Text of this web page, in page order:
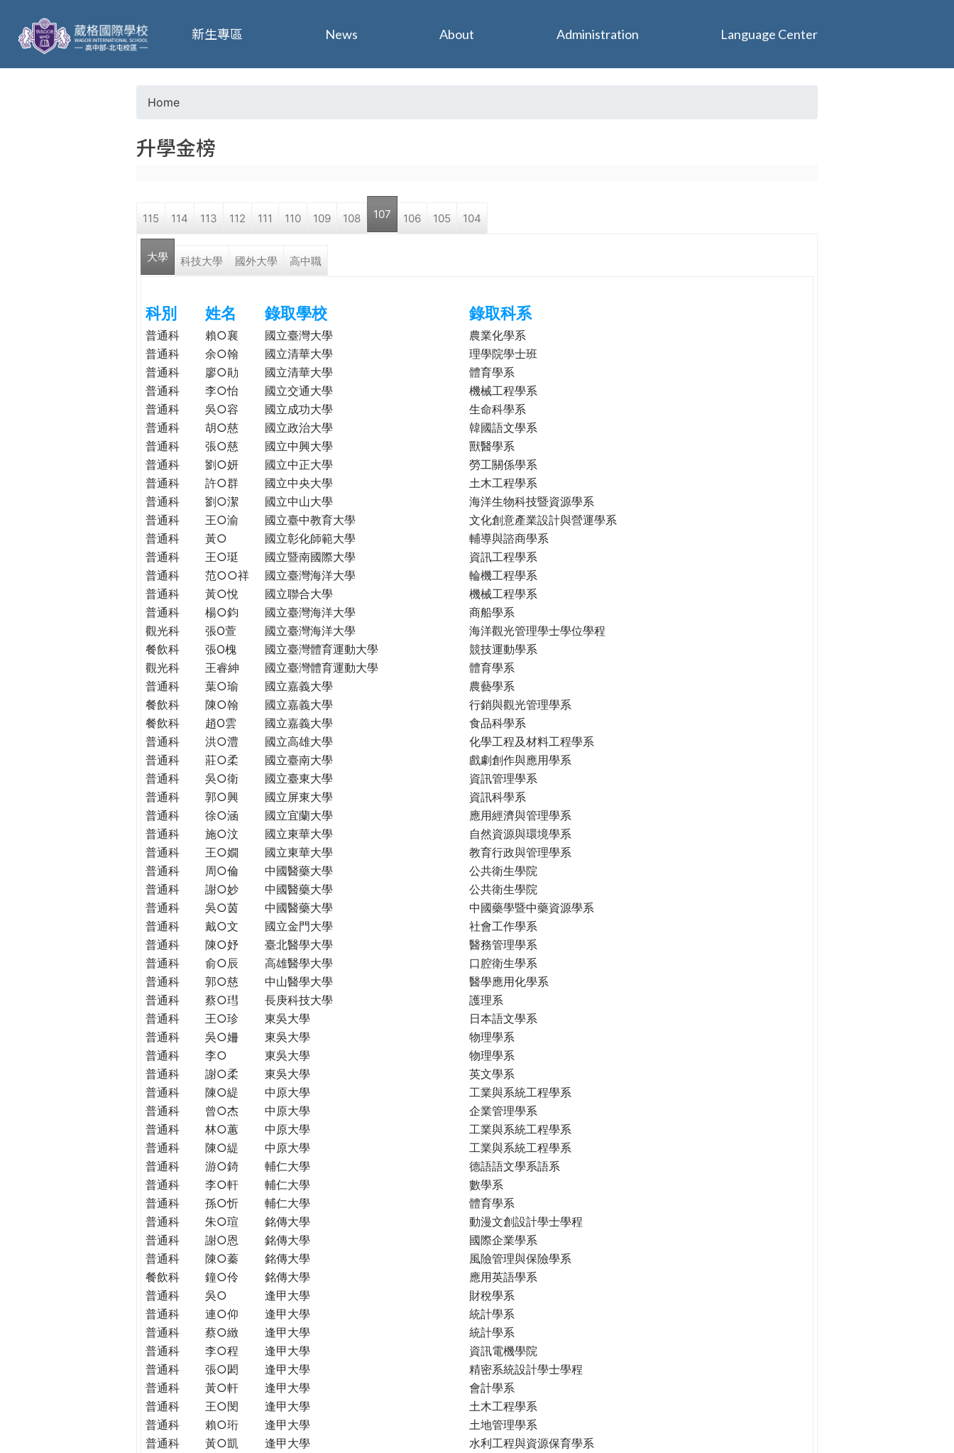
葳
格
o
a
r
h
e
r
e
Home
升學金榜
115 114 113 112 111 110 109 108 107 106 105 104
大學 科技大學 國外大學 高中職
科別 姓名 錄取學校 錄取科系
普通科 賴○襄 國立臺灣大學
農業化學系
普通科
余○翰 國立清華大學
理學院學士班
普通科
廖○勛 國立清華大學
體育學系
普通科
李○怡 國立交通大學
機械工程學系
普通科
吳○容 國立成功大學
生命科學系
普通科
胡○慈 國立政治大學
韓國語文學系
普通科
張○慈 國立中興大學
獸醫學系
普通科
劉○妍 國立中正大學
勞工關係學系
普通科
許○群 國立中央大學
土木工程學系
普通科
劉○潔 國立中山大學
海洋生物科技暨資源學系
普通科
王○渝 國立臺中教育大學
文化創意產業設計與營運學系
普通科
黃○ 國立彰化師範大學
輔導與諮商學系
普通科
王○珽 國立暨南國際大學
資訊工程學系
普通科
范○○祥 國立臺灣海洋大學
輪機工程學系
普通科
黃○悅 國立聯合大學
機械工程學系
普通科
楊○鈞 國立臺灣海洋大學
商船學系
觀光科
張O萱 國立臺灣海洋大學
海洋觀光管理學士學位學程
餐飲科
張O槐 國立臺灣體育運動大學
競技運動學系
觀光科
王睿紳 國立臺灣體育運動大學
體育學系
普通科
葉○瑜 國立嘉義大學
農藝學系
餐飲科
陳○翰 國立嘉義大學
行銷與觀光管理學系
餐飲科
趙O雲 國立嘉義大學
食品科學系
普通科
洪○澧 國立高雄大學
化學工程及材料工程學系
普通科
莊○柔 國立臺南大學
戲劇創作與應用學系
普通科
吳○衛 國立臺東大學
資訊管理學系
普通科
郭○興 國立屏東大學
資訊科學系
普通科
徐○涵 國立宜蘭大學
應用經濟與管理學系
普通科
施○汶 國立東華大學
自然資源與環境學系
普通科
王○嫺 國立東華大學
教育行政與管理學系
普通科
周○倫 中國醫藥大學
公共衛生學院
普通科
謝○妙 中國醫藥大學
公共衛生學院
普通科
吳○茵 中國醫藥大學
中國藥學暨中藥資源學系
普通科
戴○文 國立金門大學
社會工作學系
普通科
陳○妤 臺北醫學大學
醫務管理學系
普通科
俞○辰 高雄醫學大學
口腔衛生學系
普通科
郭○慈 中山醫學大學
醫學應用化學系
普通科
蔡○㻰 長庚科技大學
護理系
普通科
王○珍 東吳大學
日本語文學系
普通科
吳○姍 東吳大學
物理學系
普通科
李○ 東吳大學
物理學系
普通科
謝○柔 東吳大學
英文學系
普通科
陳○緹 中原大學
工業與系統工程學系
普通科
曾○杰 中原大學
企業管理學系
普通科
林○蕙 中原大學
工業與系統工程學系
普通科
陳○緹 中原大學
工業與系統工程學系
普通科
游○錡 輔仁大學
德語語文學系語系
普通科
李○軒 輔仁大學
數學系
普通科
孫○忻 輔仁大學
體育學系
普通科
朱○瑄 銘傳大學
動漫文創設計學士學程
普通科
謝○恩 銘傳大學
國際企業學系
普通科
陳○蓁 銘傳大學
風險管理與保險學系
餐飲科
鐘○伶 銘傳大學
應用英語學系
普通科
吳○ 逢甲大學
財稅學系
普通科
連○仰 逢甲大學
統計學系
普通科
蔡○緻 逢甲大學
統計學系
普通科
李○程 逢甲大學
資訊電機學院
普通科
張○閎 逢甲大學
精密系統設計學士學程
普通科
黃○軒 逢甲大學
會計學系
普通科
王○閔 逢甲大學
土木工程學系
普通科
賴○珩 逢甲大學
土地管理學系
普通科
黃○凱 逢甲大學
水利工程與資源保育學系
新生專區 News About Administration Language Center